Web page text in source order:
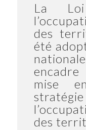
La
des
été
mise
des